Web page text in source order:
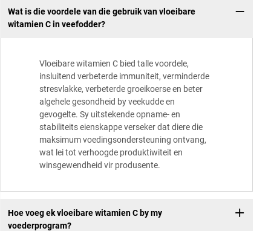
Wat is die voordele van die gebruik van vloeibare
witamien C in veefodder?
Vloeibare witamien C bied talle voordele,
insluitend verbeterde immuniteit, verminderde
stresvlakke, verbeterde groeikoerse en beter
algehele gesondheid by veekudde en
gevogelte. Sy uitstekende opname- en
stabiliteits eienskappe verseker dat diere die
maksimum voedingsondersteuning ontvang,
wat lei tot verhoogde produktiwiteit en
winsgewendheid vir produsente.
Hoe voeg ek vloeibare witamien C by my
voederprogram?